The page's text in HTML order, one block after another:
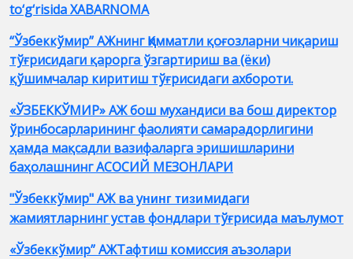
to‘g‘risida XABARNOMA
“Ўзбеккўмир” АЖнинг Қимматли қоғозларни чиқариш
тўғрисидаги қарорга ўзгартириш ва (ёки)
қўшимчалар киритиш тўғрисидаги ахбороти.
«ЎЗБЕККЎМИР» АЖ бош мухандиси ва бош директор
ўринбосарларининг фаолияти самарадорлигини
ҳамда мақсадли вазифаларга эришишларини
баҳолашнинг АСОСИЙ МЕЗОНЛАРИ
"Ўзбеккўмир" АЖ ва унинг тизимидаги
жамиятларнинг устав фондлари тўғрисида маълумот
«Ўзбеккўмир” АЖТафтиш комиссия аъзолари